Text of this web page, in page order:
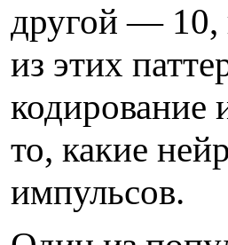
другой — 10,
из этих
кодирование
то, какие
импульсов.